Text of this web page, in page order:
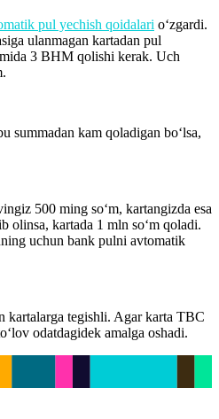
pul yechish qoidalari o‘zgardi.
ulanmagan kartadan pul
3 BHM qolishi kerak. Uch
summadan kam qoladigan bo‘lsa,
500 ming so‘m, kartangizda esa
olinsa, kartada 1 mln so‘m qoladi.
uchun bank pulni avtomatik
kartalarga tegishli. Agar karta TBC
odatdagidek amalga oshadi.